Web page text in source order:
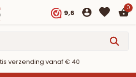
9,6
0
verzending vanaf € 40